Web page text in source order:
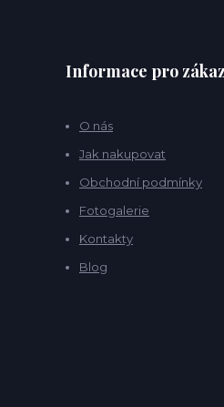
Informace pro
O nás
Jak nakupovat
Obchodní podmínky
Fotogalerie
Kontakty
Blog